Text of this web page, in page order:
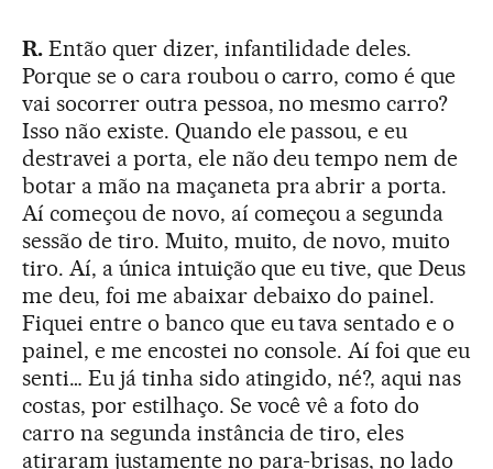
R.Então quer dizer, infantilidade deles.
Porque se o cara roubou o carro, como é que
vai socorrer outra pessoa, no mesmo carro?
Isso não existe. Quando ele passou, e eu
destravei a porta, ele não deu tempo nem de
botar a mão na maçaneta pra abrir a porta.
Aí começou de novo, aí começou a segunda
sessão de tiro. Muito, muito, de novo, muito
tiro. Aí, a única intuição que eu tive, que Deus
me deu, foi me abaixar debaixo do painel.
Fiquei entre o banco que eu tava sentado e o
painel, e me encostei no console. Aí foi que eu
senti… Eu já tinha sido atingido, né?, aqui nas
costas, por estilhaço. Se você vê a foto do
carro na segunda instância de tiro, eles
atiraram justamente no para-brisas, no lado